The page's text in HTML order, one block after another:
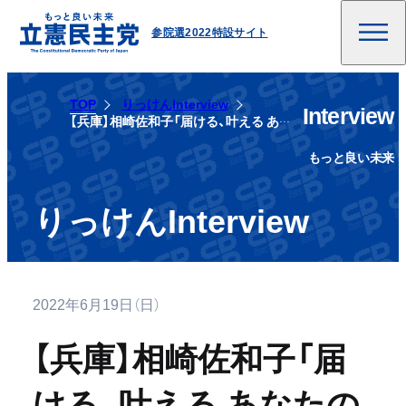
参院選2022特設サイト
TOP りっけんInterview
【兵庫】相崎佐和子「届ける、叶える あなたの声を」 Interview
もっと良い未来
りっけんInterview
2022年6月19日（日）
【兵庫】相崎佐和子「届